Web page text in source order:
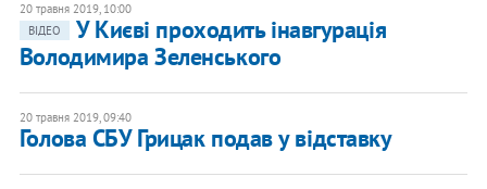
20 травня 2019, 10:00
ВІДЕО
У Києві проходить інавгурація
Володимира Зеленського
20 травня 2019, 09:40
Голова СБУ Грицак подав у відставку